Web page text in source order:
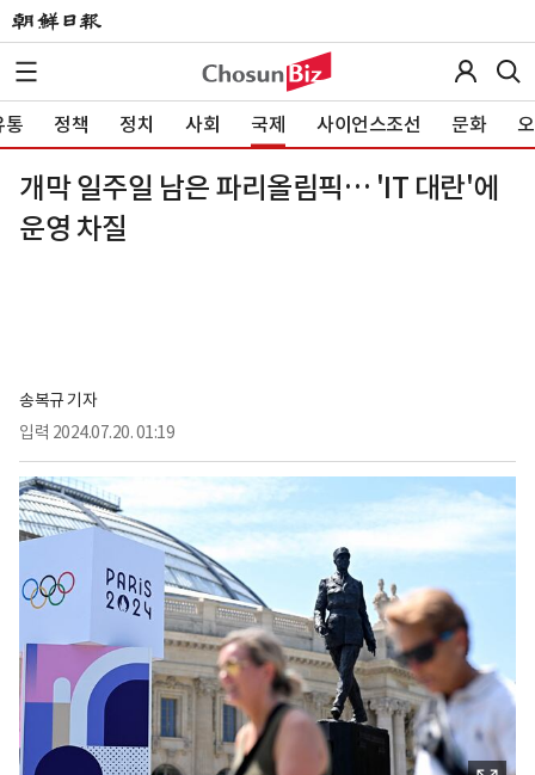
통 정책 정치 사회 국제 사이언스조선 문화
개막 일주일 남은 파리올림픽… 'IT 대란'에
운영 차질
송복규 기자
입력 2024.07.20. 01:19